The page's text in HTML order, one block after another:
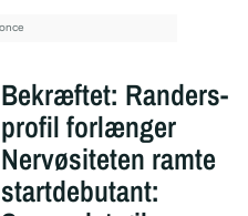
Bekræftet: Randers-
profil forlænger
Nervøsiteten ramte
startdebutant: